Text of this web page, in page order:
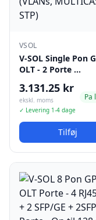
VSOL
V-SOL Single Pon
OLT - 2 Porte …
3.131.25 kr
ekskl. moms
✓ Levering 1-4 dage
Pa
Tilføj